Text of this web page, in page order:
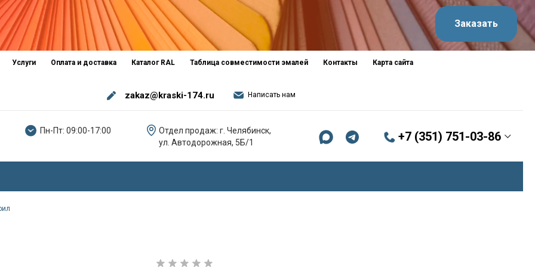
Заказать
Услуги Оплата и доставка Каталог RAL Таблица совместимости эмалей Контакты Карта сайта
zakaz@kraski-174.ru Написать нам
Пн-Пт: 09:00-17:00
Отдел продаж: г. Челябинск,
ул. Автодорожная, 5Б/1
+7 (351) 751-03-86